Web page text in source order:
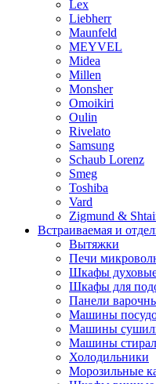
Lex
Liebherr
Maunfeld
MEYVEL
Midea
Millen
Monsher
Omoikiri
Oulin
Rivelato
Samsung
Schaub Lorenz
Smeg
Toshiba
Vard
Zigmund &
Встраиваемая и
Вытяжки
Печи
Шкафы
Шкафы для
Панели
Машины
Машины
Машины
Холодильники
Морозильные